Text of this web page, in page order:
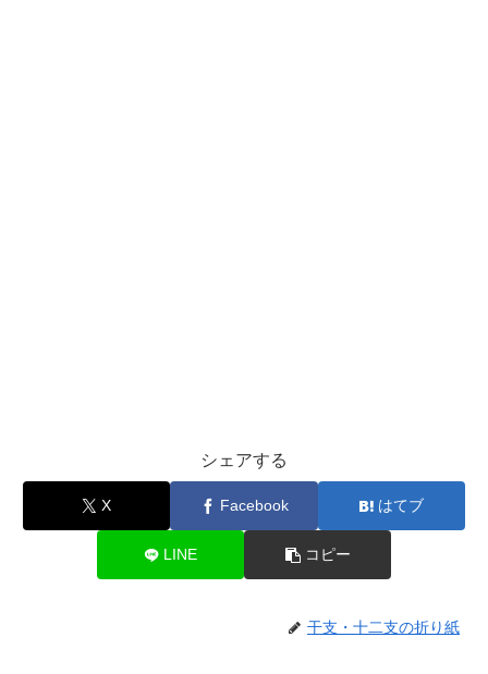
シェアする
X Facebook はてブ
LINE コピー
干支・十二支の折り紙